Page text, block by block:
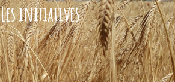
Les initiatives